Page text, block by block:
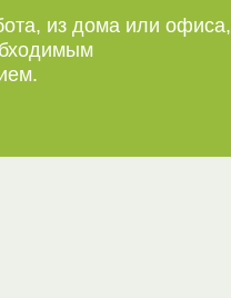
из дома или офиса,